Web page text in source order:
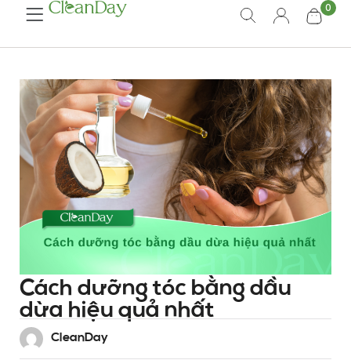
0
Cách dưỡng tóc bằng dầu
dừa hiệu quả nhất
CleanDay